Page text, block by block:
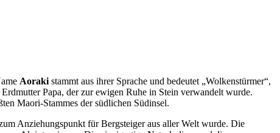
Aoraki stammt aus ihrer Sprache und bedeutet „Wolkenstürmer“,
Papa, der zur ewigen Ruhe in Stein verwandelt wurde.
Maori-Stammes der südlichen Südinsel.
Anziehungspunkt für Bergsteiger aus aller Welt wurde. Die